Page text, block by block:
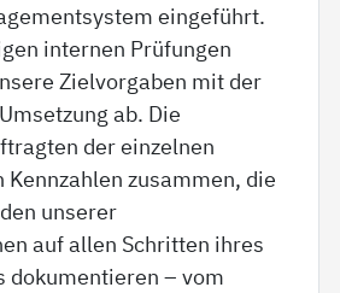
eingeführt.
internen Prüfungen
Zielvorgaben mit der
ab. Die
der einzelnen
zusammen, die
unserer
auf allen Schritten ihres
dokumentieren – vom